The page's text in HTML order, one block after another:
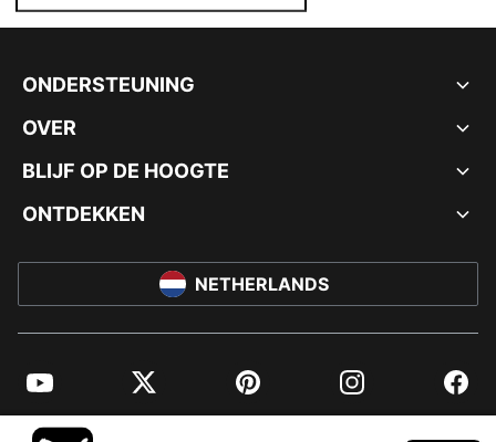
ONDERSTEUNING
OVER
BLIJF OP DE HOOGTE
ONTDEKKEN
NETHERLANDS
YouTube Twitter Pinterest Instagram